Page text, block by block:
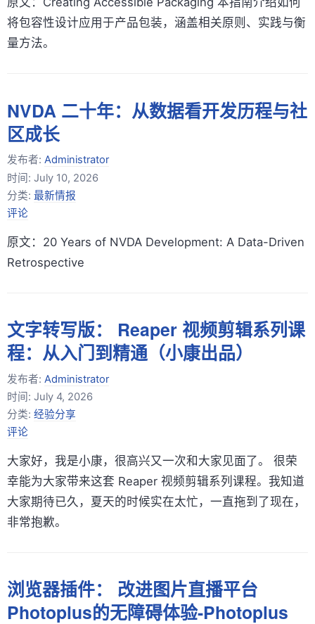
将包容性设计应用于产品包装，涵盖相关原则、实践与衡
量方法。
NVDA 二十年：从数据看开发历程与社
区成长
发布者: Administrator
时间: July 10, 2026
分类: 最新情报
评论
原文：20 Years of NVDA Development: A Data-Driven
Retrospective
文字转写版： Reaper 视频剪辑系列课
程：从入门到精通（小康出品）
发布者: Administrator
时间: July 4, 2026
分类: 经验分享
评论
大家好，我是小康，很高兴又一次和大家见面了。 很荣
幸能为大家带来这套 Reaper 视频剪辑系列课程。我知道
大家期待已久，夏天的时候实在太忙，一直拖到了现在，
非常抱歉。
浏览器插件： 改进图片直播平台
Photoplus的无障碍体验-Photoplus